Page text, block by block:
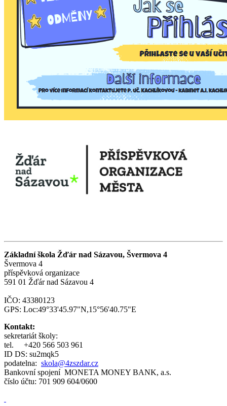
Základní škola Žďár nad Sázavou, Švermova 4
Švermova 4
příspěvková organizace
591 01 Žďár nad Sázavou 4
IČO: 43380123
GPS: Loc:49°33'45.97"N,15°56'40.75"E
Kontakt:
sekretariát školy:
tel.
+420 566 503 961
ID DS: su2mqk5
podatelna: skola@4zszdar.cz
Bankovní spojení MONETA MONEY BANK, a.s.
číslo účtu: 701 909 604/0600